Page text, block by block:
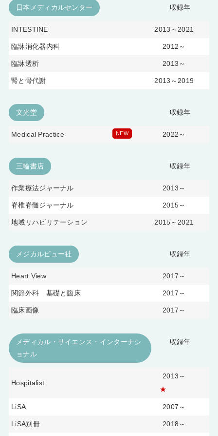
日本メディカルセンター 収録年
INTESTINE 2013～2021
臨牀消化器内科 2012～
臨牀透析 2013～
腎と骨代謝 2013～2019
文光堂 収録年
Medical Practice NEW 2022～
三輪書店 収録年
作業療法ジャーナル 2013～
脊椎脊髄ジャーナル 2015～
地域リハビリテーション 2015～2021
メジカルビュー社 収録年
Heart View 2017～
関節外科 基礎と臨床 2017～
臨床画像 2017～
メディカル・サイエンス・インターナシ
ョナル
収録年
Hospitalist
2013～
★
LiSA 2007～
LiSA別冊 2018～